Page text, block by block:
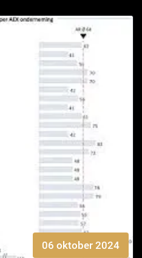
06 oktober 2024